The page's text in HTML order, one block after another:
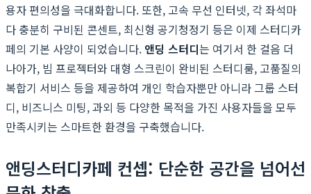
용자 편의성을 극대화합니다. 또한, 고속 무선 인터넷, 각 좌석마
다 충분히 구비된 콘센트, 최신형 공기청정기 등은 이제 스터디카
페의 기본 사양이 되었습니다. 앤딩 스터디는 여기서 한 걸음 더
나아가, 빔 프로젝터와 대형 스크린이 완비된 스터디룸, 고품질의
복합기 서비스 등을 제공하여 개인 학습자뿐만 아니라 그룹 스터
디, 비즈니스 미팅, 과외 등 다양한 목적을 가진 사용자들을 모두
만족시키는 스마트한 환경을 구축했습니다.
앤딩스터디카페 컨셉: 단순한 공간을 넘어선